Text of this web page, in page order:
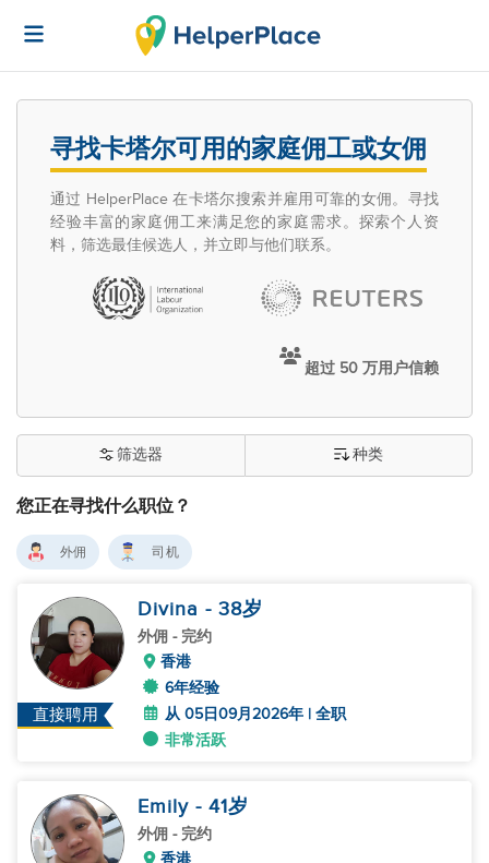
寻找卡塔尔可用的家庭佣工或女佣
通过 HelperPlace 在卡塔尔搜索并雇用可靠的女佣。寻找
经验丰富的家庭佣工来满足您的家庭需求。探索个人资
料，筛选最佳候选人，并立即与他们联系。
超过 50 万用户信赖
您正在寻找什么职位？
筛选器 种类
外佣 司机
直接聘用
Divina - 38岁
外佣 - 完约
香港
6年经验
从 05日09月2026年 | 全职
非常活跃
Emily - 41岁
外佣 - 完约
香港